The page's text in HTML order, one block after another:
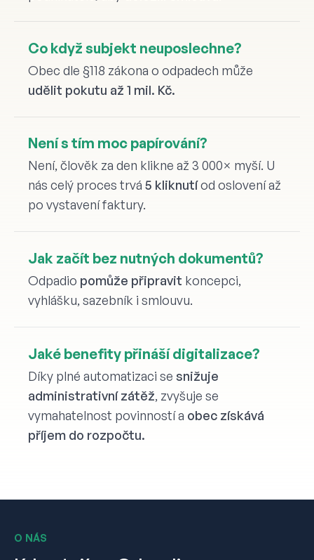
Co když subjekt neuposlechne?
Obec dle §118 zákona o odpadech může
udělit pokutu až 1 mil. Kč.
Není s tím moc papírování?
Není, člověk za den klikne až 3 000× myší. U
nás celý proces trvá 5 kliknutíod oslovení až
po vystavení faktury.
Jak začít bez nutných dokumentů?
Odpadio pomůže připravit koncepci,
vyhlášku, sazebník i smlouvu.
Jaké benefity přináší digitalizace?
Díky plné automatizaci se snižuje
administrativní zátěž, zvyšuje se
vymahatelnost povinností a obec získává
příjem do rozpočtu.
O NÁS